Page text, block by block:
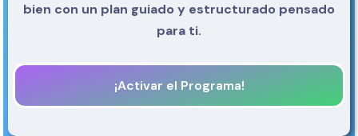
bien con un plan guiado y estructurado pensado
para ti.
¡Activar el Programa!